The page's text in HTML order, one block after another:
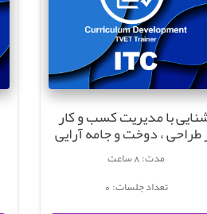
با مدیریت کسب و کار
طراحی ، دوخت و جامه آرایی
مدت: 8 ساعت
تعداد جلسات: 0